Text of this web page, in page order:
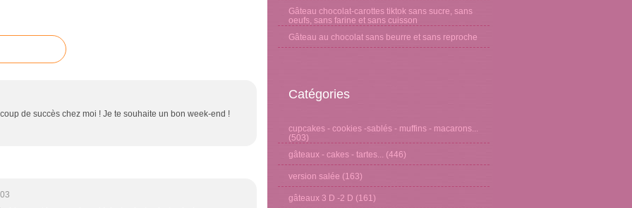
de succès chez moi ! Je te souhaite un bon week-end !
Gâteau chocolat-carottes tiktok sans sucre, sans
oeufs, sans farine et sans cuisson
Gâteau au chocolat sans beurre et sans reproche
Catégories
cupcakes - cookies -sablés - muffins - macarons...
(503)
gâteaux - cakes - tartes... (446)
version salée (163)
gâteaux 3 D -2 D (161)